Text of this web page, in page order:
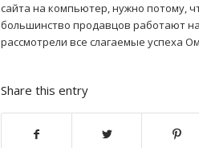
сайта на компьютер, нужно потому,
большинство продавцов работают
рассмотрели все слагаемые успеха
Share this entry